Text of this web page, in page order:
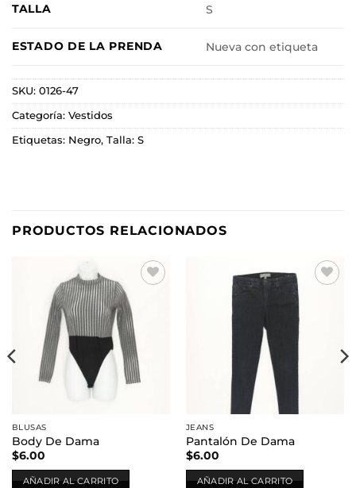
TALLA S
ESTADO DE LA PRENDA Nueva con etiqueta
SKU: 0126-47
Categoría: Vestidos
Etiquetas: Negro, Talla: S
PRODUCTOS RELACIONADOS
lista de
deseos
BLUSAS
Body De Dama
$6.00
AÑADIR AL CARRITO
JEANS
Pantalón De Dama
$6.00
AÑADIR AL CARRITO